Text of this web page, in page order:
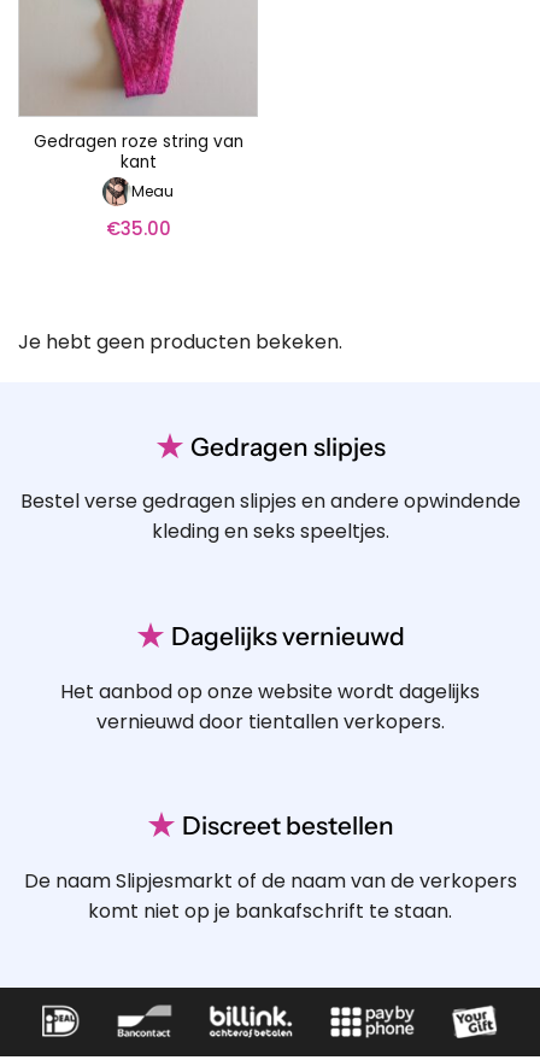
Gedragen roze string van
kant
Meau
€35.00
Je hebt geen producten bekeken.
★ Gedragen slipjes
Bestel verse gedragen slipjes en andere opwindende
kleding en seks speeltjes.
★ Dagelijks vernieuwd
Het aanbod op onze website wordt dagelijks
vernieuwd door tientallen verkopers.
★ Discreet bestellen
De naam Slipjesmarkt of de naam van de verkopers
komt niet op je bankafschrift te staan.